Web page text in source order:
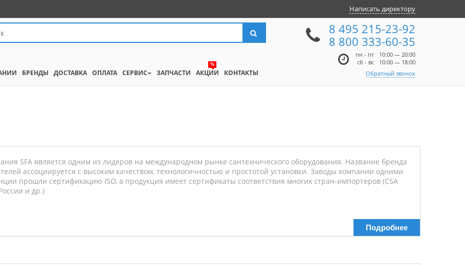
Написать директору
8 495 215-23-92
8 800 333-60-35
пн - пт
10:00 — 20:00
сб - вс
10:00 — 18:00
Обратный звонок
БРЕНДЫ ДОСТАВКА ОПЛАТА СЕРВИС ЗАПЧАСТИ
%
АКЦИИ КОНТАКТЫ
SFA является одним из лидеров на международном рынке сантехнического оборудования. Название бренда
ассоциируется с высоким качеством, технологичностью и простотой установки. Заводы компании одними
прошли сертификацию ISO, а продукция имеет сертификаты соответствия многих стран-импортеров (CSA
и др.)
Подробнее